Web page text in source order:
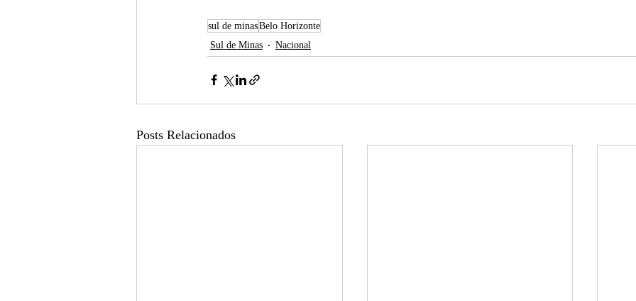
sul de minasBelo Horizonte
Sul de Minas
Nacional
Posts Relacionados